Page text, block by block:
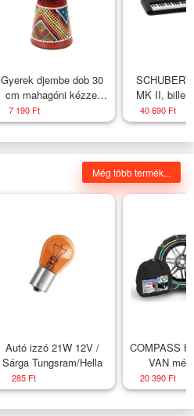
Gyerek djembe dob 30
cm mahagóni kézzel
festett
7 190 Ft
MK II,
normál
hang/
40 690 Ft
Még több termék...
Autó izzó 21W 12V /
Sárga Tungsram/Hella
285 Ft
COMPASS
VAN
20 390 Ft